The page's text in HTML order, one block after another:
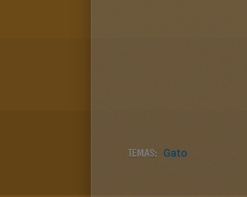
TEMAS: Gato